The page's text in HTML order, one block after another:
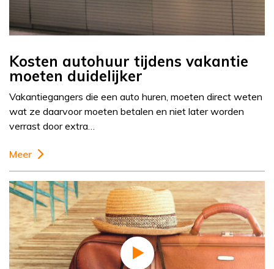
Kosten autohuur tijdens vakantie
moeten duidelijker
Vakantiegangers die een auto huren, moeten direct weten
wat ze daarvoor moeten betalen en niet later worden
verrast door extra…
Meer